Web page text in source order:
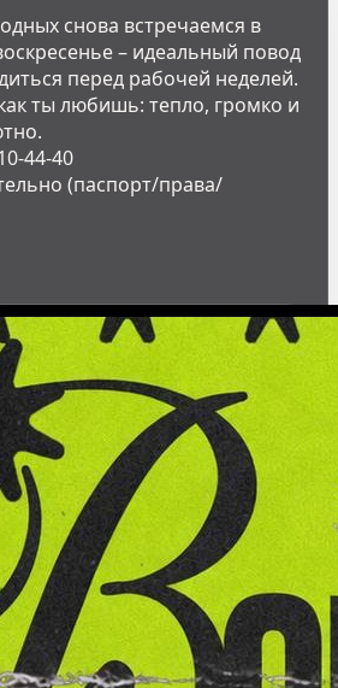
снова встречаемся в
– идеальный повод
перед рабочей неделей.
ты любишь: тепло, громко и
44-40
(паспорт/права/